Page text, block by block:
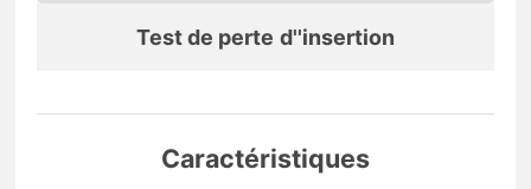
Test de perte d''insertion
Caractéristiques